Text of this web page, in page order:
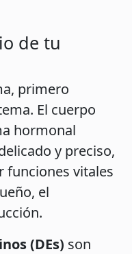
de tu
primero
El cuerpo
hormonal
y preciso,
funciones vitales
el
(DEs) son